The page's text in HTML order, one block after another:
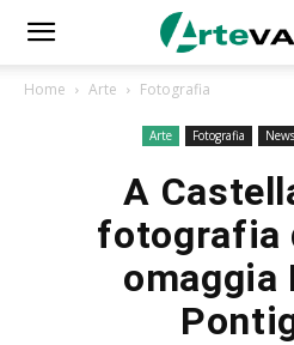
Home Arte Fotografia
Arte Fotografia News
A
fotografia
omaggia